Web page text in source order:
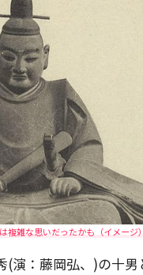
雑な思いだったかも（イメージ
：藤岡弘、)の十男